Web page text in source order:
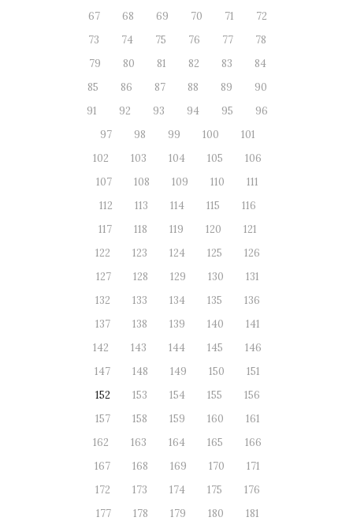
67
68 69 70 71
72
73
74 75 76 77
78
79
80 81 82 83
84
85
86 87 88 89
90
91
92 93 94 95
96
97
98 99 100
101
102
103 104 105
106
107
108 109 110
111
112
113 114 115
116
117
118 119 120
121
122
123 124 125
126
127
128 129 130
131
132
133 134 135
136
137
138 139 140
141
142
143 144 145
146
147
148 149 150
151
152
153 154 155
156
157
158 159 160
161
162
163 164 165
166
167
168 169 170
171
172
173 174 175
176
177
178 179 180
181